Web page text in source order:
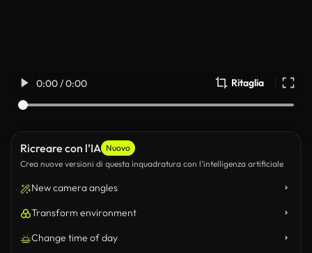
0:00 / 0:00 Ritaglia
Ricreare con l’IA Nuovo
Crea nuove versioni di questa inquadratura con l’intelligenza artificiale
New camera angles
Transform environment
Change time of day